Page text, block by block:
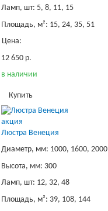
Ламп, шт: 5, 8, 11, 15
Площадь, м²: 15, 24, 35, 51
Цена:
12 650 р.
в наличии
Купить
акция
Люстра Венеция
Диаметр, мм: 1000, 1600, 2000
Высота, мм: 300
Ламп, шт: 12, 32, 48
Площадь, м²: 39, 108, 144